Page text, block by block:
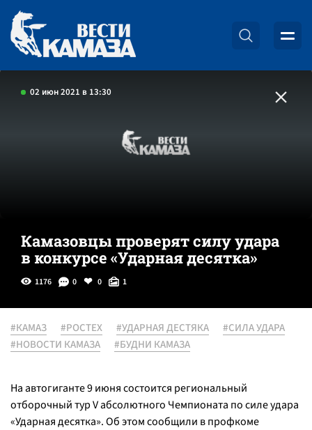
02 июн 2021 в 13:30
Камазовцы проверят силу удара
в конкурсе «Ударная десятка»
1176 0 0 1
#КАМАЗ #РОСТЕХ #УДАРНАЯ ДЕСТЯКА
#СИЛА УДАРА
#НОВОСТИ КАМАЗА
#БУДНИ КАМАЗА
На автогиганте 9 июня состоится региональный
отборочный тур V абсолютного Чемпионата по силе удара
«Ударная десятка». Об этом сообщили в профкоме